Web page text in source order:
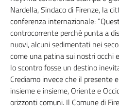
Nardella, Sindaco di Firenze, la
conferenza internazionale:
controcorrente perché punta a
nuovi, alcuni sedimentati nei
come una patina sui nostri occhi
lo scontro fosse un destino
Crediamo invece che il presente
insieme e insieme, Oriente e
orizzonti comuni. Il Comune di